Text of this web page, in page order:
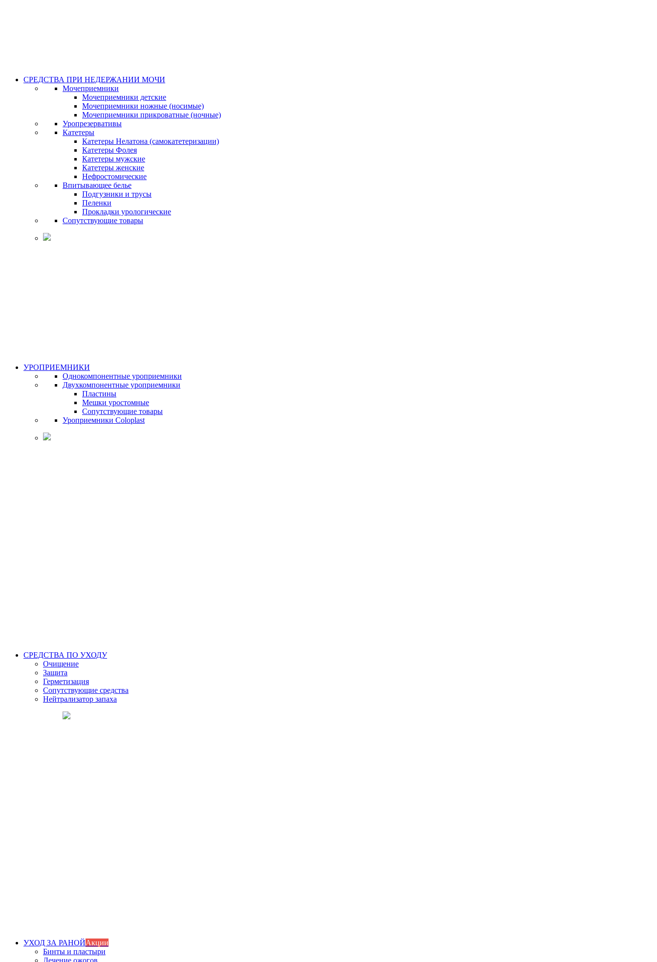
СРЕДСТВА ПРИ НЕДЕРЖАНИИ МОЧИ
Мочеприемники
Мочеприемники детские
Мочеприемники ножные (носимые)
Мочеприемники прикроватные (ночные)
Уропрезервативы
Катетеры
Катетеры Нелатона (самокатетеризации)
Катетеры Фолея
Катетеры мужские
Катетеры женские
Нефростомические
Впитывающее белье
Подгузники и трусы
Пеленки
Прокладки урологические
Сопутствующие товары
УРОПРИЕМНИКИ
Однокомпонентные уроприемники
Двухкомпонентные уроприемники
Пластины
Мешки уростомные
Сопутствующие товары
Уроприемники Coloplast
СРЕДСТВА ПО УХОДУ
Очищение
Защита
Герметизация
Сопутствующие средства
Нейтрализатор запаха
УХОД ЗА РАНОЙАкции
Бинты и пластыри
Лечение ожогов